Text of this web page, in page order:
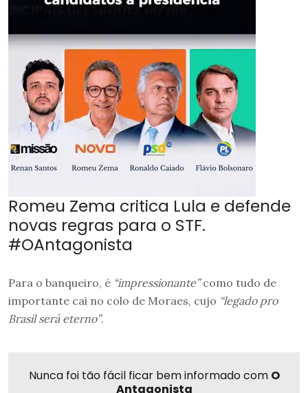
Romeu Zema critica Lula e defende
novas regras para o STF.
#OAntagonista
Para o banqueiro, é “impressionante”como tudo de
importante cai no colo de Moraes, cujo “legado pro
Brasil será eterno”.
Nunca foi tão fácil ficar bem informado com O
Antagonista